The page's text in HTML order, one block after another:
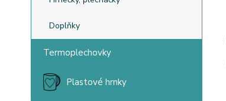
Doplňky
Termoplechovky
Plastové hrnky